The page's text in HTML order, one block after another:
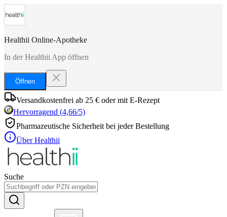
Healthii Online-Apotheke
In der Healthii App öffnen
Öffnen
Versandkostenfrei ab 25 € oder mit E-Rezept
Hervorragend (4,66/5)
Pharmazeutische Sicherheit bei jeder Bestellung
Über Healthii
Suche